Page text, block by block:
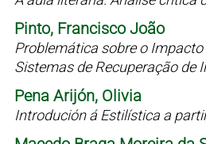
Pinto, Francisco João
Problemática sobre o
Sistemas de Recuperação de
Pena Arijón, Olivia
Introdución á Estilística a